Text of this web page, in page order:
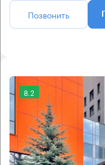
Позвонить
8.2